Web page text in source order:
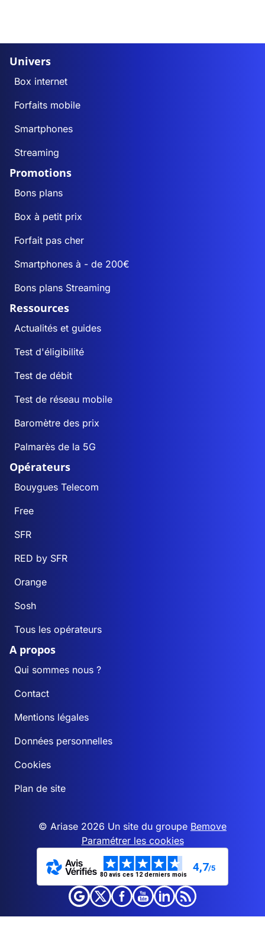
Univers
Box internet
Forfaits mobile
Smartphones
Streaming
Promotions
Bons plans
Box à petit prix
Forfait pas cher
Smartphones à - de 200€
Bons plans Streaming
Ressources
Actualités et guides
Test d'éligibilité
Test de débit
Test de réseau mobile
Baromètre des prix
Palmarès de la 5G
Opérateurs
Bouygues Telecom
Free
SFR
RED by SFR
Orange
Sosh
Tous les opérateurs
A propos
Qui sommes nous ?
Contact
Mentions légales
Données personnelles
Cookies
Plan de site
© Ariase 2026 Un site du groupe Bemove
Paramétrer les cookies
80 avis ces 12 derniers mois
4,7/5